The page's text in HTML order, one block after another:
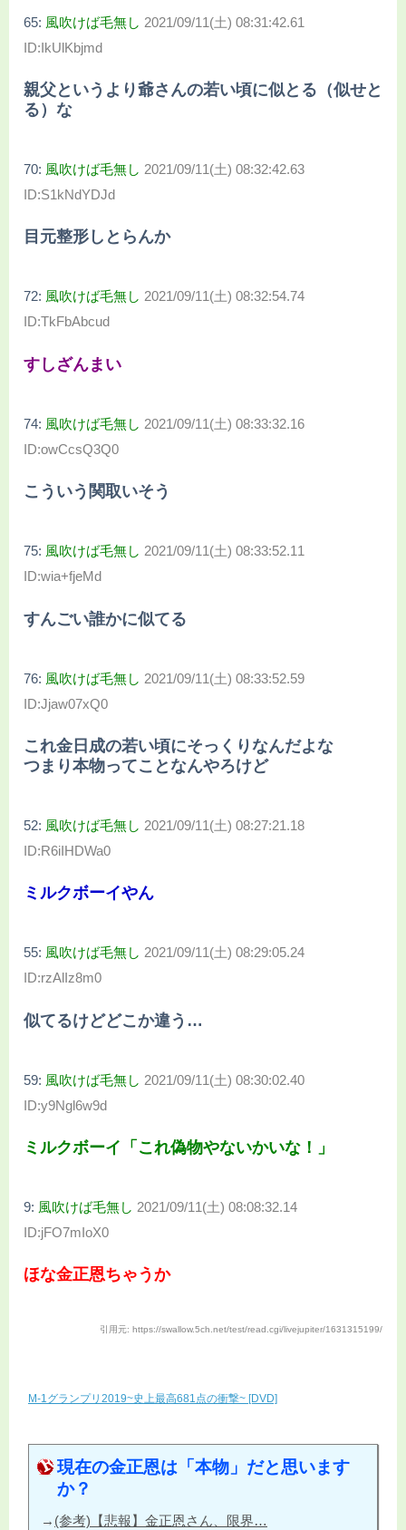
65: 風吹けば毛無し 2021/09/11(土) 08:31:42.61
ID:IkUlKbjmd
親父というより爺さんの若い頃に似とる（似せと
る）な
70: 風吹けば毛無し 2021/09/11(土) 08:32:42.63
ID:S1kNdYDJd
目元整形しとらんか
72: 風吹けば毛無し 2021/09/11(土) 08:32:54.74
ID:TkFbAbcud
すしざんまい
74: 風吹けば毛無し 2021/09/11(土) 08:33:32.16
ID:owCcsQ3Q0
こういう関取いそう
75: 風吹けば毛無し 2021/09/11(土) 08:33:52.11
ID:wia+fjeMd
すんごい誰かに似てる
76: 風吹けば毛無し 2021/09/11(土) 08:33:52.59
ID:Jjaw07xQ0
これ金日成の若い頃にそっくりなんだよな
つまり本物ってことなんやろけど
52: 風吹けば毛無し 2021/09/11(土) 08:27:21.18
ID:R6iIHDWa0
ミルクボーイやん
55: 風吹けば毛無し 2021/09/11(土) 08:29:05.24
ID:rzAlIz8m0
似てるけどどこか違う…
59: 風吹けば毛無し 2021/09/11(土) 08:30:02.40
ID:y9Ngl6w9d
ミルクボーイ「これ偽物やないかいな！」
9: 風吹けば毛無し 2021/09/11(土) 08:08:32.14
ID:jFO7mIoX0
ほな金正恩ちゃうか
引用元: https://swallow.5ch.net/test/read.cgi/livejupiter/1631315199/
M-1グランプリ2019~史上最高681点の衝撃~ [DVD]
現在の金正恩は「本物」だと思います
か？
→ (参考)【悲報】金正恩さん、限界…